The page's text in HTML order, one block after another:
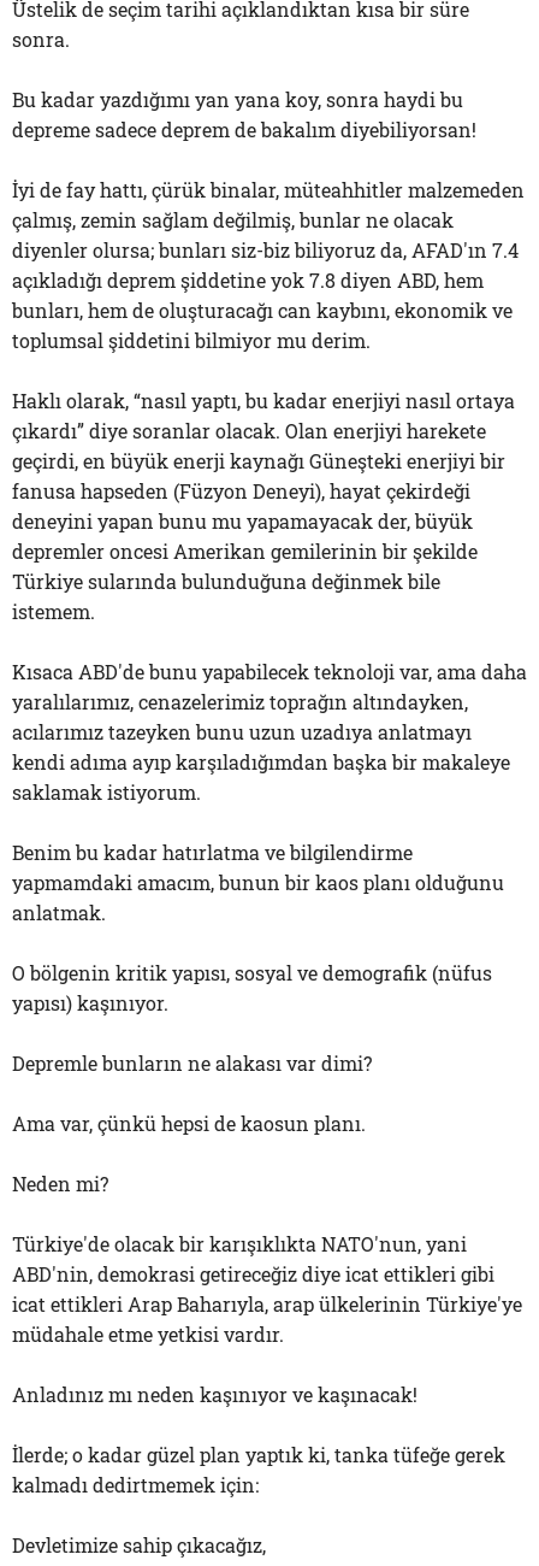
Üstelik de seçim tarihi açıklandıktan kısa bir süre
sonra.
Bu kadar yazdığımı yan yana koy, sonra haydi bu
depreme sadece deprem de bakalım diyebiliyorsan!
İyi de fay hattı, çürük binalar, müteahhitler malzemeden
çalmış, zemin sağlam değilmiş, bunlar ne olacak
diyenler olursa; bunları siz-biz biliyoruz da, AFAD'ın 7.4
açıkladığı deprem şiddetine yok 7.8 diyen ABD, hem
bunları, hem de oluşturacağı can kaybını, ekonomik ve
toplumsal şiddetini bilmiyor mu derim.
Haklı olarak, “nasıl yaptı, bu kadar enerjiyi nasıl ortaya
çıkardı” diye soranlar olacak. Olan enerjiyi harekete
geçirdi, en büyük enerji kaynağı Güneşteki enerjiyi bir
fanusa hapseden (Füzyon Deneyi), hayat çekirdeği
deneyini yapan bunu mu yapamayacak der, büyük
depremler oncesi Amerikan gemilerinin bir şekilde
Türkiye sularında bulunduğuna değinmek bile
istemem.
Kısaca ABD'de bunu yapabilecek teknoloji var, ama daha
yaralılarımız, cenazelerimiz toprağın altındayken,
acılarımız tazeyken bunu uzun uzadıya anlatmayı
kendi adıma ayıp karşıladığımdan başka bir makaleye
saklamak istiyorum.
Benim bu kadar hatırlatma ve bilgilendirme
yapmamdaki amacım, bunun bir kaos planı olduğunu
anlatmak.
O bölgenin kritik yapısı, sosyal ve demografik (nüfus
yapısı) kaşınıyor.
Depremle bunların ne alakası var dimi?
Ama var, çünkü hepsi de kaosun planı.
Neden mi?
Türkiye'de olacak bir karışıklıkta NATO'nun, yani
ABD'nin, demokrasi getireceğiz diye icat ettikleri gibi
icat ettikleri Arap Baharıyla, arap ülkelerinin Türkiye'ye
müdahale etme yetkisi vardır.
Anladınız mı neden kaşınıyor ve kaşınacak!
İlerde; o kadar güzel plan yaptık ki, tanka tüfeğe gerek
kalmadı dedirtmemek için:
Devletimize sahip çıkacağız,